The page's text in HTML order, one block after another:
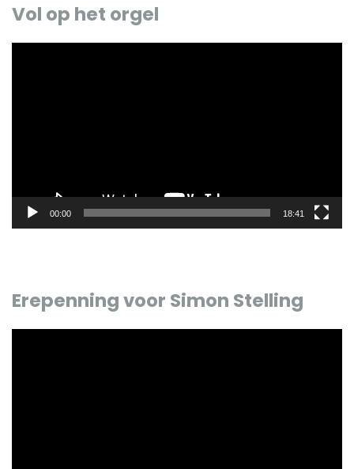
Vol op het orgel
00:00 18:41
Erepenning voor Simon Stelling